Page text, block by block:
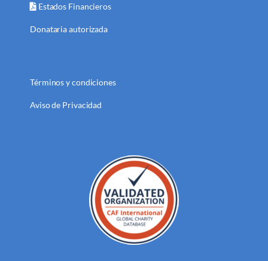
Estados Financieros
Donataria autorizada
Términos y condiciones
Aviso de Privacidad